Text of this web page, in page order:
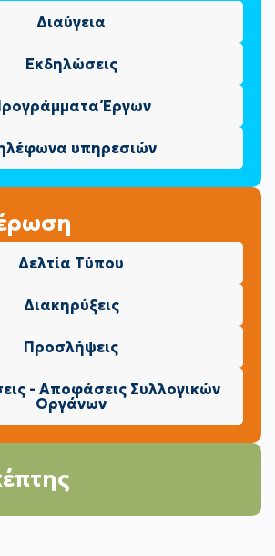
Διαύγεια
Εκδηλώσεις
Έργων
υπηρεσιών
Δελτία Τύπου
Διακηρύξεις
Προσλήψεις
- Αποφάσεις Συλλογικών
Οργάνων